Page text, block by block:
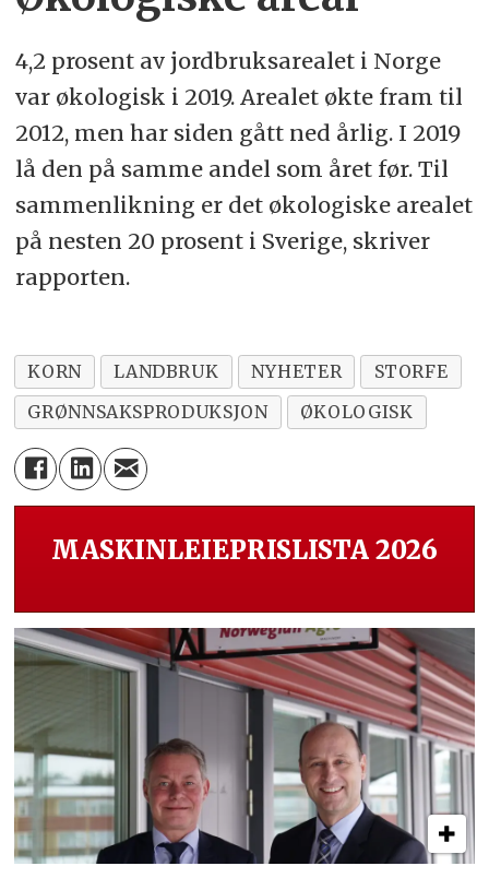
4,2 prosent av jordbruksarealet i Norge
var økologisk i 2019. Arealet økte fram til
2012, men har siden gått ned årlig. I 2019
lå den på samme andel som året før. Til
sammenlikning er det økologiske arealet
på nesten 20 prosent i Sverige, skriver
rapporten.
KORN LANDBRUK NYHETER
STORFE
GRØNNSAKSPRODUKSJON
ØKOLOGISK
MASKINLEIEPRISLISTA 2026